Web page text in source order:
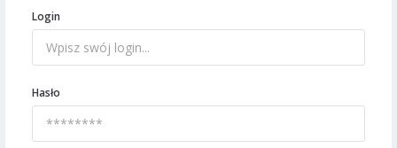
Login
Hasło